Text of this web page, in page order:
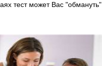
тест может Вас "обмануть"